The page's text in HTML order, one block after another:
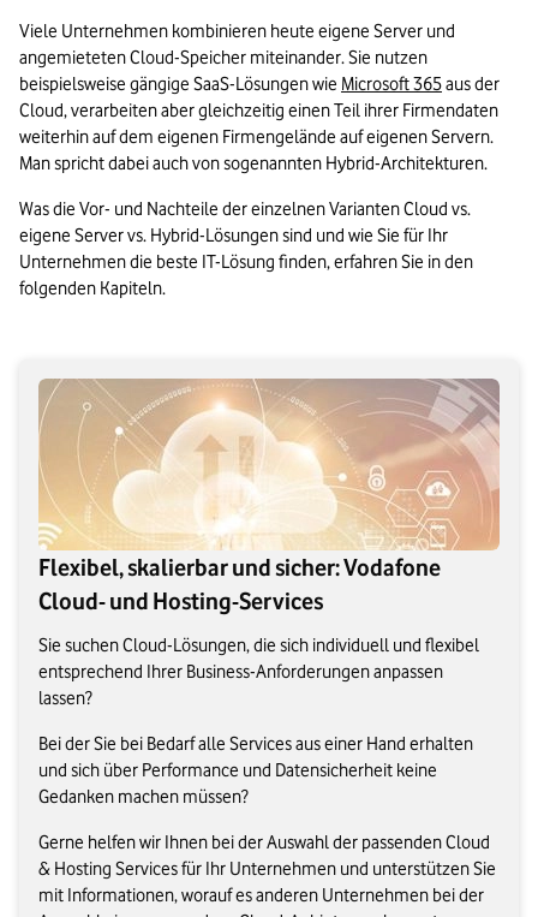
Viele Unternehmen kombinieren heute eigene Server und
angemieteten Cloud-Speicher miteinander. Sie nutzen
beispielsweise gängige SaaS-Lösungen wie Microsoft 365 aus der
Cloud, verarbeiten aber gleichzeitig einen Teil ihrer Firmendaten
weiterhin auf dem eigenen Firmengelände auf eigenen Servern.
Man spricht dabei auch von sogenannten Hybrid-Architekturen.
Was die Vor- und Nachteile der einzelnen Varianten Cloud vs.
eigene Server vs. Hybrid-Lösungen sind und wie Sie für Ihr
Unternehmen die beste IT-Lösung finden, erfahren Sie in den
folgenden Kapiteln.
Flexibel, skalierbar und sicher: Vodafone
Cloud- und Hosting-Services
Sie suchen Cloud-Lösungen, die sich individuell und flexibel
entsprechend Ihrer Business-Anforderungen anpassen
lassen?
Bei der Sie bei Bedarf alle Services aus einer Hand erhalten
und sich über Performance und Datensicherheit keine
Gedanken machen müssen?
Gerne helfen wir Ihnen bei der Auswahl der passenden Cloud
& Hosting Services für Ihr Unternehmen und unterstützen Sie
mit Informationen, worauf es anderen Unternehmen bei der